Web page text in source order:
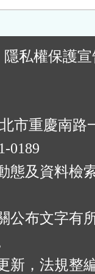
隱私權保護
市重慶南路
0189
態及資料檢
公布文字有
新，法規整